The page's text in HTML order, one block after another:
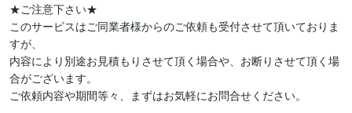
★ご注意下さい★
このサービスはご同業者様からのご依頼も受付させて頂いておりま
すが、
内容により別途お見積もりさせて頂く場合や、お断りさせて頂く場
合がございます。
ご依頼内容や期間等々、まずはお気軽にお問合せください。